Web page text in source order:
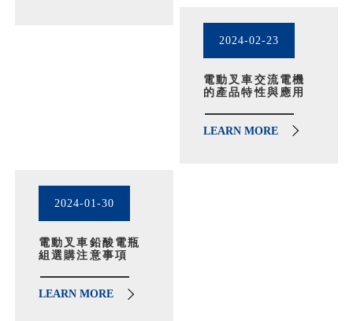
2024-02-23
電動叉車交流電機
的產品特性與應用
LEARN MORE
2024-01-30
電動叉車鉛酸電瓶
組選購注意事項
LEARN MORE